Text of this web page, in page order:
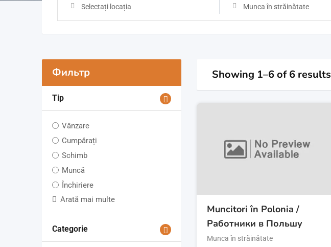
Selectați locația Munca în străinătate
Фильтр
Tip
Vânzare
Cumpărați
Schimb
Muncă
Închiriere
Arată mai multe
Categorie
Showing 1–6 of 6 results
Muncitori în Polonia /
Работники в Польшу
Munca în străinătate